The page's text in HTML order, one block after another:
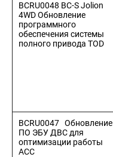
BCRU0048 BC-S Jolion
4WD Обновление
программного
обеспечения системы
полного привода TOD
BCRU0047 Обновление
ПО ЭБУ ДВС для
оптимизации работы
ACC